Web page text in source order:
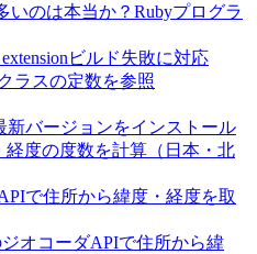
いのは本当か？Rubyプログラ
ビルド失敗に対応
ラスの定数を参照
新バージョンをインストール
経度の度数を計算（日本・北
で住所から緯度・経度を取
オコーダAPIで住所から緯